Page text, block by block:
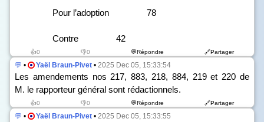
Pour l’adoption 78
Contre 42
👍0 👎0 💬Répondre 🔗Partager
💬 • Yaël Braun-Pivet • 2025 Dec 05, 15:33:54
Les amendements nos 217, 883, 218, 884, 219 et 220 de
M. le rapporteur général sont rédactionnels.
👍0 👎0 💬Répondre 🔗Partager
💬 • Yaël Braun-Pivet • 2025 Dec 05, 15:33:55